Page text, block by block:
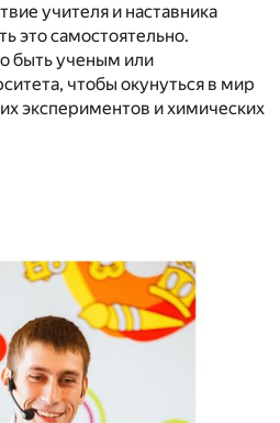
учителя и наставника
это самостоятельно.
быть ученым или
чтобы окунуться в мир
экспериментов и химических